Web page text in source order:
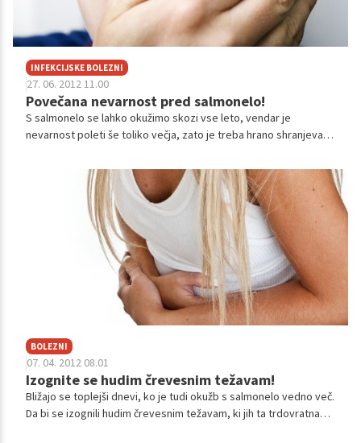
INFEKCIJSKE BOLEZNI
27. 06. 2012 11.00
Povečana nevarnost pred salmonelo!
S salmonelo se lahko okužimo skozi vse leto, vendar je
nevarnost poleti še toliko večja, zato je treba hrano shranjevati
BOLEZNI
07. 04. 2012 08.01
Izognite se hudim črevesnim težavam!
Bližajo se toplejši dnevi, ko je tudi okužb s salmonelo vedno več.
Da bi se izognili hudim črevesnim težavam, ki jih ta trdovratna